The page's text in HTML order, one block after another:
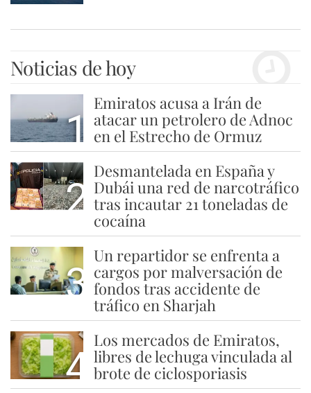
Noticias de hoy
1
Emiratos acusa a Irán de
atacar un petrolero de Adnoc
en el Estrecho de Ormuz
2
Desmantelada en España y
Dubái una red de narcotráfico
tras incautar 21 toneladas de
cocaína
3
Un repartidor se enfrenta a
cargos por malversación de
fondos tras accidente de
tráfico en Sharjah
4
Los mercados de Emiratos,
libres de lechuga vinculada al
brote de ciclosporiasis